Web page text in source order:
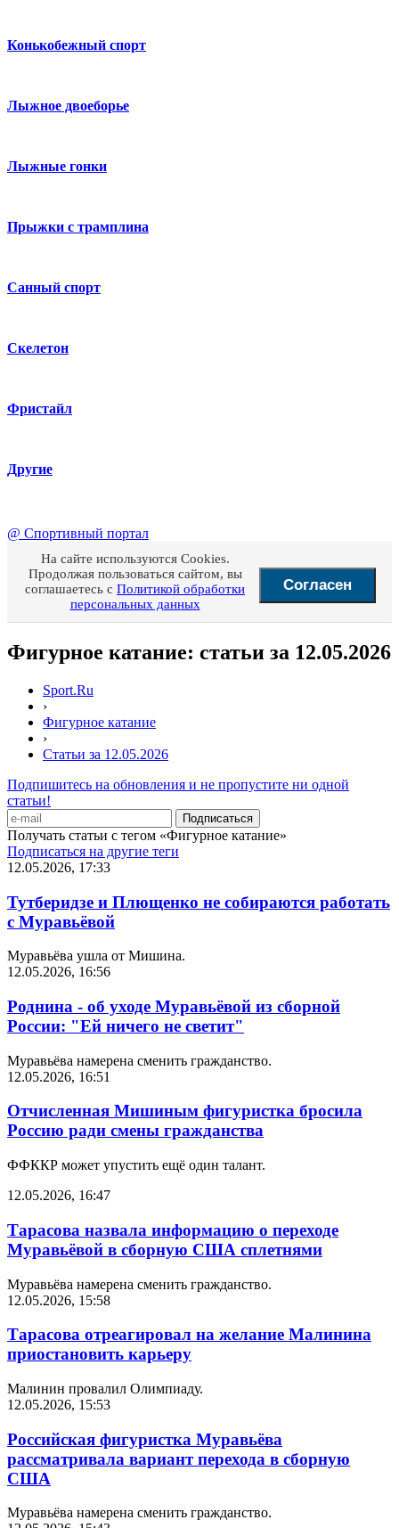
Конькобежный спорт
Лыжное двоеборье
Лыжные гонки
Прыжки с трамплина
Санный спорт
Скелетон
Фристайл
Другие
@ Спортивный портал
На сайте используются Cookies.
Продолжая пользоваться сайтом, вы
соглашаетесь с Политикой обработки
персональных данных
Согласен
Фигурное катание: статьи за 12.05.2026
Sport.Ru
›
Фигурное катание
›
Статьи за 12.05.2026
Подпишитесь на обновления и не пропустите ни одной
статьи!
Получать статьи с тегом «Фигурное катание»
Подписаться на другие теги
12.05.2026, 17:33
Тутберидзе и Плющенко не собираются работать
с Муравьёвой
Муравьёва ушла от Мишина.
12.05.2026, 16:56
Роднина - об уходе Муравьёвой из сборной
России: "Ей ничего не светит"
Муравьёва намерена сменить гражданство.
12.05.2026, 16:51
Отчисленная Мишиным фигуристка бросила
Россию ради смены гражданства
ФФККР может упустить ещё один талант.
12.05.2026, 16:47
Тарасова назвала информацию о переходе
Муравьёвой в сборную США сплетнями
Муравьёва намерена сменить гражданство.
12.05.2026, 15:58
Тарасова отреагировал на желание Малинина
приостановить карьеру
Малинин провалил Олимпиаду.
12.05.2026, 15:53
Российская фигуристка Муравьёва
рассматривала вариант перехода в сборную
США
Муравьёва намерена сменить гражданство.